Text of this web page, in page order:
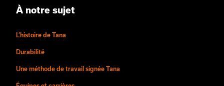
À notre sujet
L’histoire de Tana
Durabilité
Une méthode de travail signée Tana